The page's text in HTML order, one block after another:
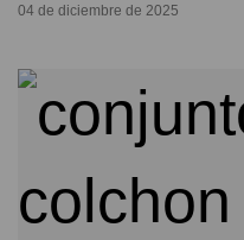
04 de diciembre de 2025